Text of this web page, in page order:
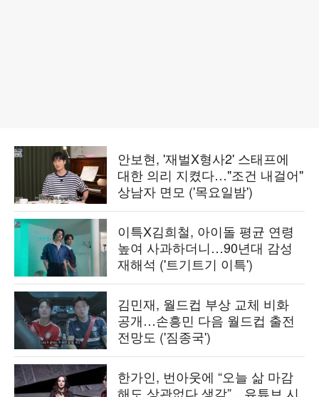
안보현, '재벌X형사2' 스태프에
대한 의리 지켰다…"조건 내걸어"
상남자 면모 ('목요일밤')
이특X김희철, 아이돌 평균 연령
높여 사과하더니…90년대 감성
재해석 ('트기트기 이특')
김민재, 월드컵 부상 교체 비화
공개…손흥민 다음 월드컵 출전
전망도 ('짐종국')
한가인, 번아웃에 “오늘 삶 마감
해도 상관없다 생각”…유튜브 시